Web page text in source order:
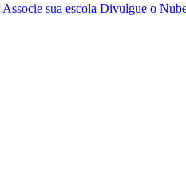
Associe sua escola Divulgue o